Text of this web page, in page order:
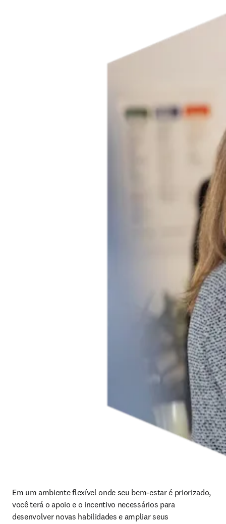
Em um ambiente flexível onde seu bem-estar é priorizado,
você terá o apoio e o incentivo necessários para
desenvolver novas habilidades e ampliar seus